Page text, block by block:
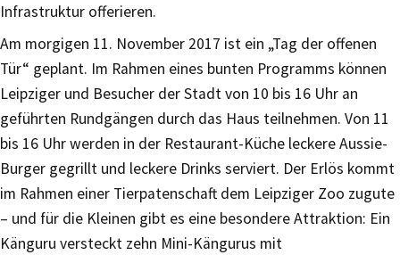
Infrastruktur offerieren.
Am morgigen 11. November 2017 ist ein „Tag der offenen
Tür“ geplant. Im Rahmen eines bunten Programms können
Leipziger und Besucher der Stadt von 10 bis 16 Uhr an
geführten Rundgängen durch das Haus teilnehmen. Von 11
bis 16 Uhr werden in der Restaurant-Küche leckere Aussie-
Burger gegrillt und leckere Drinks serviert. Der Erlös kommt
im Rahmen einer Tierpatenschaft dem Leipziger Zoo zugute
– und für die Kleinen gibt es eine besondere Attraktion: Ein
Känguru versteckt zehn Mini-Kängurus mit